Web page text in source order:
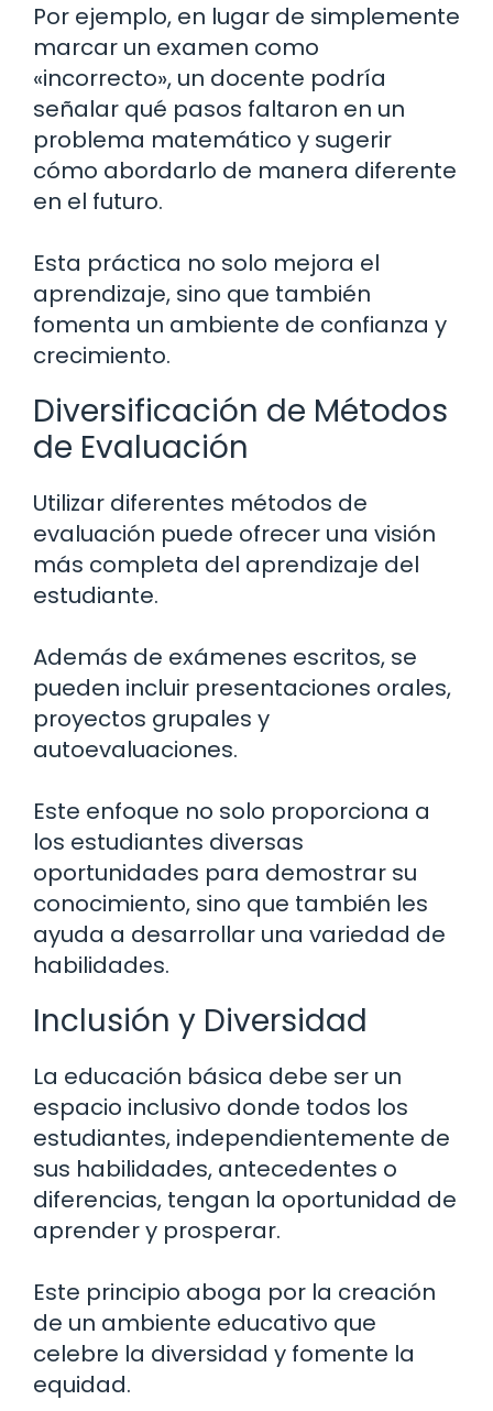
Por ejemplo, en lugar de simplemente
marcar un examen como
«incorrecto», un docente podría
señalar qué pasos faltaron en un
problema matemático y sugerir
cómo abordarlo de manera diferente
en el futuro.
Esta práctica no solo mejora el
aprendizaje, sino que también
fomenta un ambiente de confianza y
crecimiento.
Diversificación de Métodos
de Evaluación
Utilizar diferentes métodos de
evaluación puede ofrecer una visión
más completa del aprendizaje del
estudiante.
Además de exámenes escritos, se
pueden incluir presentaciones orales,
proyectos grupales y
autoevaluaciones.
Este enfoque no solo proporciona a
los estudiantes diversas
oportunidades para demostrar su
conocimiento, sino que también les
ayuda a desarrollar una variedad de
habilidades.
Inclusión y Diversidad
La educación básica debe ser un
espacio inclusivo donde todos los
estudiantes, independientemente de
sus habilidades, antecedentes o
diferencias, tengan la oportunidad de
aprender y prosperar.
Este principio aboga por la creación
de un ambiente educativo que
celebre la diversidad y fomente la
equidad.